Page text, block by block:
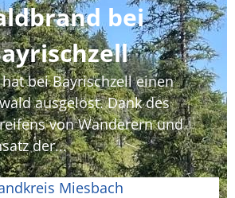
bei
bei Bayrischzell einen
ausgelöst. Dank des
von Wanderern und
der...
Miesbach